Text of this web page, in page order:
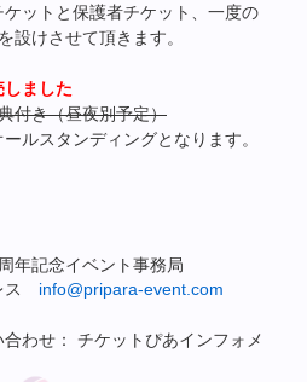
ットと保護者チケット、一度の
設けさせて頂きます。
ました
付き（昼夜別予定）
ルスタンディングとなります。
年記念イベント事務局
ス info@pripara-event.com
わせ： チケットぴあインフォメ